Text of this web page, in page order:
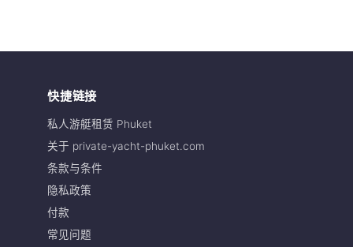
快捷链接
私人游艇租赁 Phuket
关于 private-yacht-phuket.com
条款与条件
隐私政策
付款
常见问题